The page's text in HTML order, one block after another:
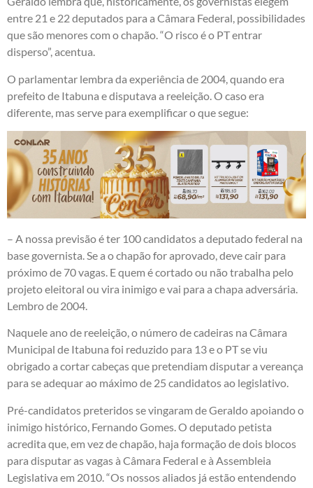
entre 21 e 22 deputados para a Câmara Federal, possibilidades
que são menores com o chapão. “O risco é o PT entrar
disperso”, acentua.
O parlamentar lembra da experiência de 2004, quando era
prefeito de Itabuna e disputava a reeleição. O caso era
diferente, mas serve para exemplificar o que segue:
– A nossa previsão é ter 100 candidatos a deputado federal na
base governista. Se a o chapão for aprovado, deve cair para
próximo de 70 vagas. E quem é cortado ou não trabalha pelo
projeto eleitoral ou vira inimigo e vai para a chapa adversária.
Lembro de 2004.
Naquele ano de reeleição, o número de cadeiras na Câmara
Municipal de Itabuna foi reduzido para 13 e o PT se viu
obrigado a cortar cabeças que pretendiam disputar a vereança
para se adequar ao máximo de 25 candidatos ao legislativo.
Pré-candidatos preteridos se vingaram de Geraldo apoiando o
inimigo histórico, Fernando Gomes. O deputado petista
acredita que, em vez de chapão, haja formação de dois blocos
para disputar as vagas à Câmara Federal e à Assembleia
Legislativa em 2010. “Os nossos aliados já estão entendendo